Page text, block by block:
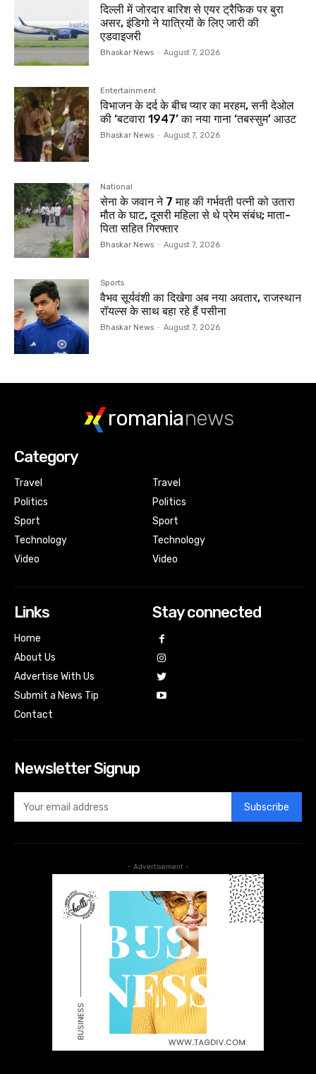
दिल्ली में जोरदार बारिश से एयर ट्रैफिक पर बुरा
असर, इंडिगो ने यात्रियों के लिए जारी की
एडवाइजरी
Bhaskar News - August 7, 2026
Entertainment
विभाजन के दर्द के बीच प्यार का मरहम, सनी देओल
की ‘बटवारा 1947’ का नया गाना ‘तबस्सुम’ आउट
Bhaskar News - August 7, 2026
National
सेना के जवान ने 7 माह की गर्भवती पत्नी को उतारा
मौत के घाट, दूसरी महिला से थे प्रेम संबंध; माता-
पिता सहित गिरफ्तार
Bhaskar News - August 7, 2026
Sports
वैभव सूर्यवंशी का दिखेगा अब नया अवतार, राजस्थान
रॉयल्स के साथ बहा रहे हैं पसीना
Bhaskar News - August 7, 2026
romanianews
Category
Travel
Politics
Sport
Technology
Video
Travel
Politics
Sport
Technology
Video
Links
Home
About Us
Advertise With Us
Submit a News Tip
Contact
Stay connected
Newsletter Signup
Subscribe
- Advertisement -